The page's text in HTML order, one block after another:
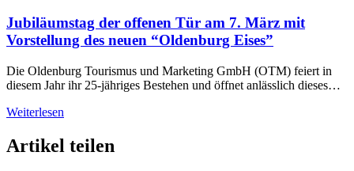
Jubiläumstag der offenen Tür am 7. März mit
Vorstellung des neuen “Oldenburg Eises”
Die Oldenburg Tourismus und Marketing GmbH (OTM) feiert in
diesem Jahr ihr 25-jähriges Bestehen und öffnet anlässlich dieses…
Weiterlesen
Artikel teilen